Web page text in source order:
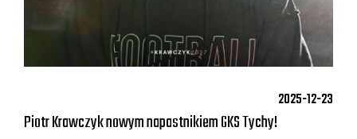
2025-12-23
Piotr Krawczyk nowym napastnikiem GKS Tychy!